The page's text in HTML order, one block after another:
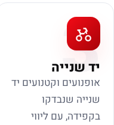
3
יד שנייה
אופנועים וקטנועים יד
שנייה שנבדקו
בקפידה, עם ליווי